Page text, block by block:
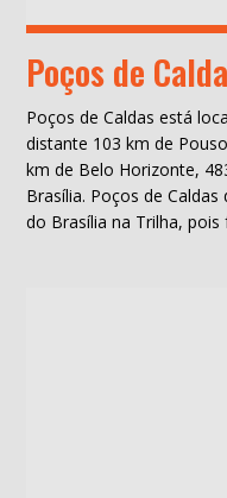
Poços de
Poços de Caldas está
distante 103 km de
km de Belo Horizonte,
Brasília. Poços de
do Brasília na Trilha,